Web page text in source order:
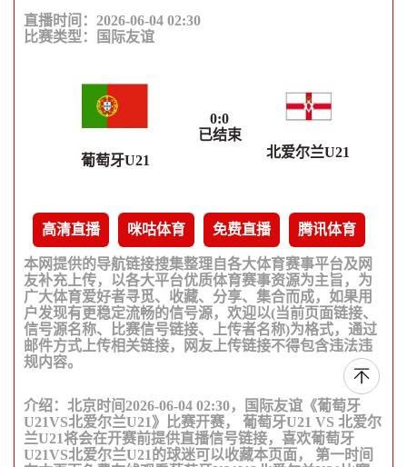
直播时间：2026-06-04 02:30
比赛类型：
国际友谊
葡萄牙U21
0:0
已结束
北爱尔兰U21
高清直播 咪咕体育 免费直播 腾讯体育
本网提供的导航链接搜集整理自各大体育赛事平台及网
友补充上传，以各大平台优质体育赛事资源为主旨，为
广大体育爱好者寻觅、收藏、分享、集合而成，如果用
户发现有更稳定流畅的信号源，欢迎以(当前页面链接、
信号源名称、比赛信号链接、上传者名称)为格式，通过
邮件方式上传相关链接，网友上传链接不得包含违法违
规内容。
介绍：北京时间2026-06-04 02:30，国际友谊《葡萄牙
U21VS北爱尔兰U21》比赛开赛， 葡萄牙U21 VS 北爱尔
兰U21将会在开赛前提供直播信号链接，喜欢葡萄牙
U21VS北爱尔兰U21的球迷可以收藏本页面， 第一时间